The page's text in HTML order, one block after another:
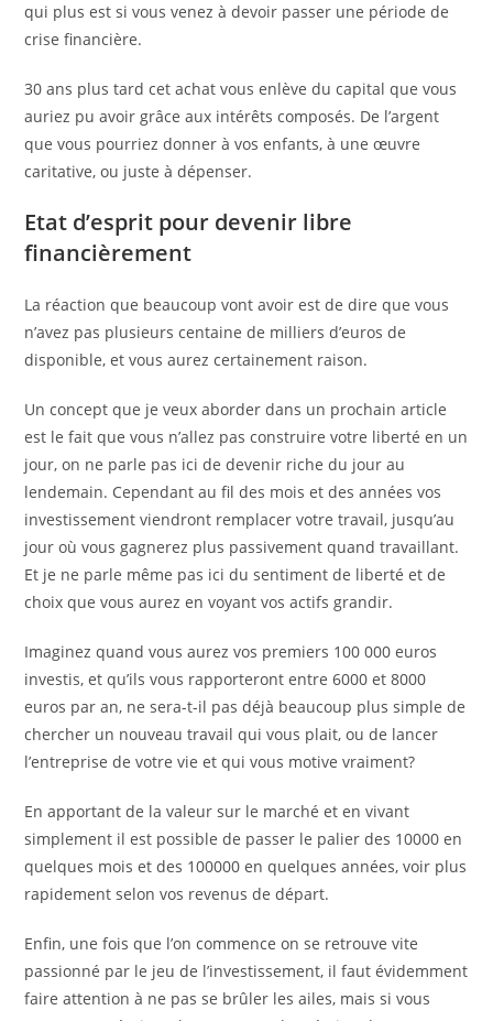
qui plus est si vous venez à devoir passer une période de
crise financière.
30 ans plus tard cet achat vous enlève du capital que vous
auriez pu avoir grâce aux intérêts composés. De l’argent
que vous pourriez donner à vos enfants, à une œuvre
caritative, ou juste à dépenser.
Etat d’esprit pour devenir libre
financièrement
La réaction que beaucoup vont avoir est de dire que vous
n’avez pas plusieurs centaine de milliers d’euros de
disponible, et vous aurez certainement raison.
Un concept que je veux aborder dans un prochain article
est le fait que vous n’allez pas construire votre liberté en un
jour, on ne parle pas ici de devenir riche du jour au
lendemain. Cependant au fil des mois et des années vos
investissement viendront remplacer votre travail, jusqu’au
jour où vous gagnerez plus passivement quand travaillant.
Et je ne parle même pas ici du sentiment de liberté et de
choix que vous aurez en voyant vos actifs grandir.
Imaginez quand vous aurez vos premiers 100 000 euros
investis, et qu’ils vous rapporteront entre 6000 et 8000
euros par an, ne sera-t-il pas déjà beaucoup plus simple de
chercher un nouveau travail qui vous plait, ou de lancer
l’entreprise de votre vie et qui vous motive vraiment?
En apportant de la valeur sur le marché et en vivant
simplement il est possible de passer le palier des 10000 en
quelques mois et des 100000 en quelques années, voir plus
rapidement selon vos revenus de départ.
Enfin, une fois que l’on commence on se retrouve vite
passionné par le jeu de l’investissement, il faut évidemment
faire attention à ne pas se brûler les ailes, mais si vous